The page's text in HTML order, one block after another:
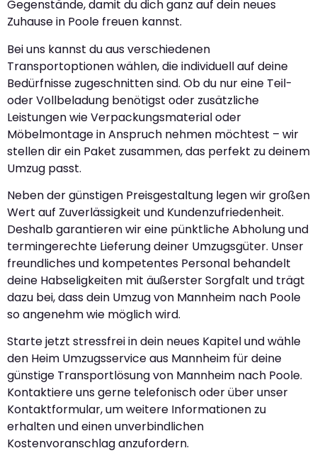
Gegenstände, damit du dich ganz auf dein neues
Zuhause in Poole freuen kannst.
Bei uns kannst du aus verschiedenen
Transportoptionen wählen, die individuell auf deine
Bedürfnisse zugeschnitten sind. Ob du nur eine Teil-
oder Vollbeladung benötigst oder zusätzliche
Leistungen wie Verpackungsmaterial oder
Möbelmontage in Anspruch nehmen möchtest – wir
stellen dir ein Paket zusammen, das perfekt zu deinem
Umzug passt.
Neben der günstigen Preisgestaltung legen wir großen
Wert auf Zuverlässigkeit und Kundenzufriedenheit.
Deshalb garantieren wir eine pünktliche Abholung und
termingerechte Lieferung deiner Umzugsgüter. Unser
freundliches und kompetentes Personal behandelt
deine Habseligkeiten mit äußerster Sorgfalt und trägt
dazu bei, dass dein Umzug von Mannheim nach Poole
so angenehm wie möglich wird.
Starte jetzt stressfrei in dein neues Kapitel und wähle
den Heim Umzugsservice aus Mannheim für deine
günstige Transportlösung von Mannheim nach Poole.
Kontaktiere uns gerne telefonisch oder über unser
Kontaktformular, um weitere Informationen zu
erhalten und einen unverbindlichen
Kostenvoranschlag anzufordern.